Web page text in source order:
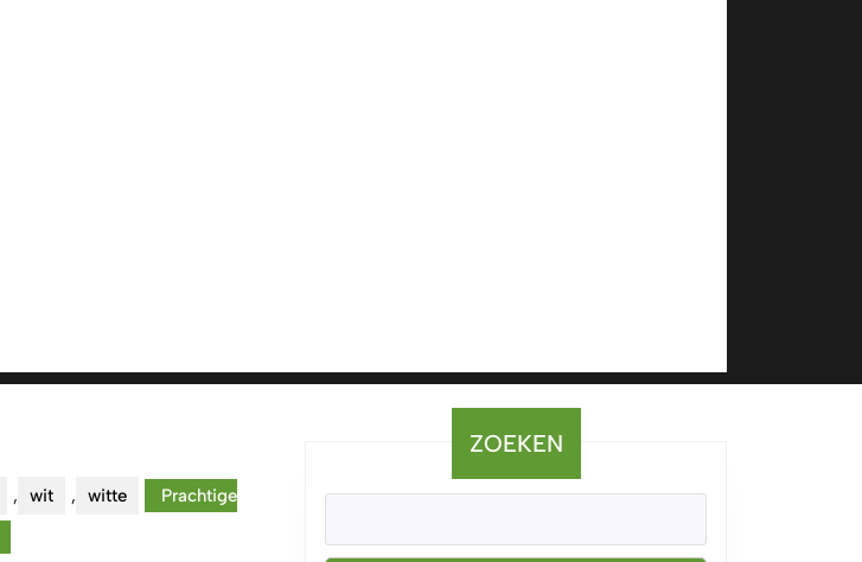
, wit , witte
Prachtige
ZOEKEN